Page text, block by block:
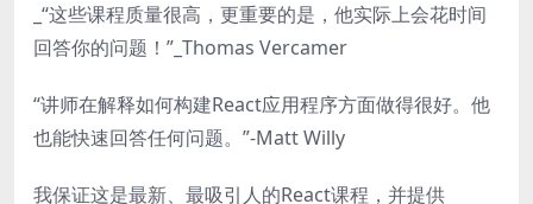
_“这些课程质量很高，更重要的是，他实际上会花时间
回答你的问题！”_Thomas Vercamer
“讲师在解释如何构建React应用程序方面做得很好。他
也能快速回答任何问题。”-Matt Willy
我保证这是最新、最吸引人的React课程，并提供